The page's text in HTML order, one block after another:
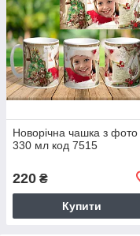
Новорічна чашка з фото
330 мл код 7515
220 ₴
Купити